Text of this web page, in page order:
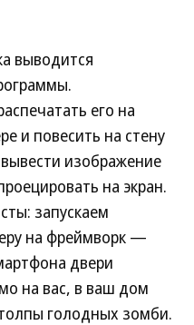
выводится
его на
и повесить на стену
изображение
на экран.
запускаем
на фреймворк —
двери
на вас, в ваш дом
голодных зомби.